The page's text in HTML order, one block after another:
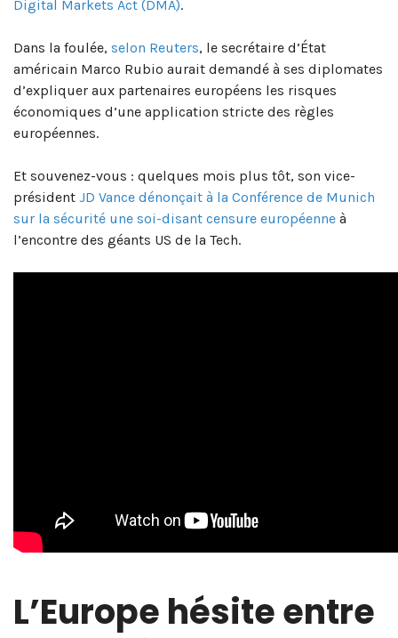
Digital Markets Act (DMA).
Dans la foulée, selon Reuters, le secrétaire d’État
américain Marco Rubio aurait demandé à ses diplomates
d’expliquer aux partenaires européens les risques
économiques d’une application stricte des règles
européennes.
Et souvenez-vous : quelques mois plus tôt, son vice-
président JD Vance dénonçait à la Conférence de Munich
sur la sécurité une soi-disant censure européenne à
l’encontre des géants US de la Tech.
L’Europe hésite entre